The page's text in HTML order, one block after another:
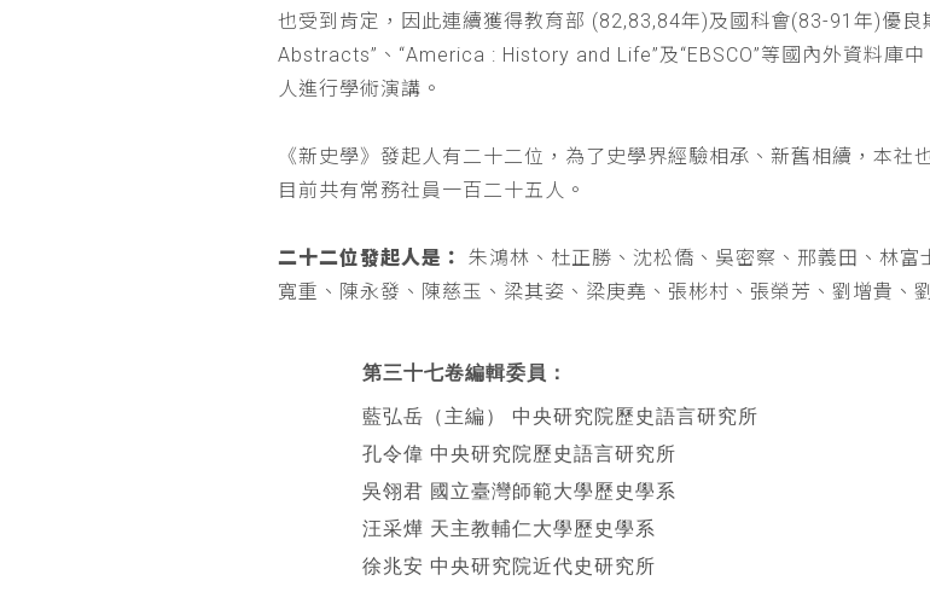
也受到肯定，因此連續獲得教育部 (82,83,84年)及國科會(83-91年)優
Abstracts”、“America : History and Life”及“EBSCO”等國內外資料庫
人進行學術演講。
《新史學》發起人有二十二位，為了史學界經驗相承、新舊相續，本
目前共有常務社員一百二十五人。
二十二位發起人是：
朱鴻林、杜正勝、沈松僑、吳密察、邢義田、林
寬重、陳永發、陳慈玉、梁其姿、梁庚堯、張彬村、張榮芳、劉增貴、
第三十七卷編輯委員：
藍弘岳（主編） 中央研究院歷史語言研究所
孔令偉 中央研究院歷史語言研究所
吳翎君 國立臺灣師範大學歷史學系
汪采燁 天主教輔仁大學歷史學系
徐兆安 中央研究院近代史研究所